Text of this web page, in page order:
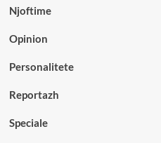
Njoftime
Opinion
Personalitete
Reportazh
Speciale